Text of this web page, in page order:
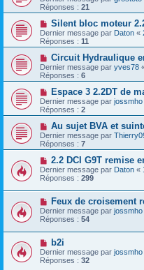
Réponses : 21
Silent bloc moteur
Dernier message par Daton «
Réponses : 11
Circuit Hydraulique
Dernier message par yves78
Réponses : 6
Espace 3 2.2DT de
Dernier message par jossmho
Réponses : 2
Au sujet BVA et
Dernier message par
Réponses : 7
2.2 DCI G9T remise
Dernier message par Daton «
Réponses : 299
Feux de croisement
Dernier message par jossmho
Réponses : 54
b2i
Dernier message par jossmho
Réponses : 32